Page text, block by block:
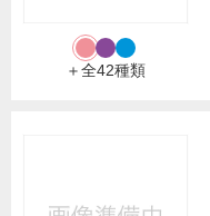
＋全42種類